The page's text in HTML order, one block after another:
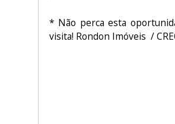
* Não perca esta
visita! Rondon Imóveis /